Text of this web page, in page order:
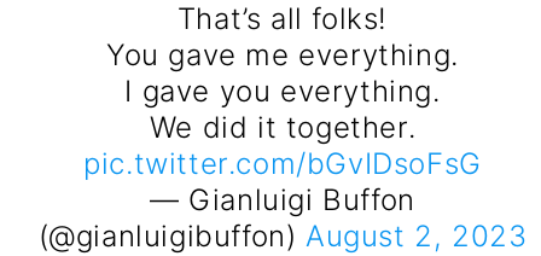
That’s all folks!
You gave me everything.
I gave you everything.
We did it together.
pic.twitter.com/bGvIDsoFsG
— Gianluigi Buffon
(@gianluigibuffon) August 2, 2023